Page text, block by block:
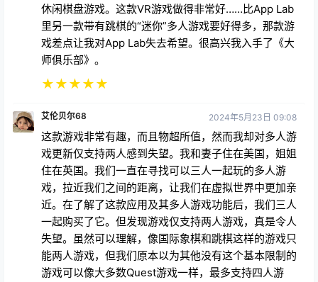
休闲棋盘游戏。这款VR游戏做得非常好……比App Lab
里另一款带有跳棋的“迷你”多人游戏要好得多，那款游
戏差点让我对App Lab失去希望。很高兴我入手了《大
师俱乐部》。
★★★★★
艾伦贝尔68 2024年5月23日 09:08
这款游戏非常有趣，而且物超所值，然而我却对多人游
戏更新仅支持两人感到失望。我和妻子住在美国，姐姐
住在英国。我们一直在寻找可以三人一起玩的多人游
戏，拉近我们之间的距离，让我们在虚拟世界中更加亲
近。在了解了这款应用及其多人游戏功能后，我们三人
一起购买了它。但发现游戏仅支持两人游戏，真是令人
失望。虽然可以理解，像国际象棋和跳棋这样的游戏只
能两人游戏，但我们原本以为其他没有这个基本限制的
游戏可以像大多数Quest游戏一样，最多支持四人游